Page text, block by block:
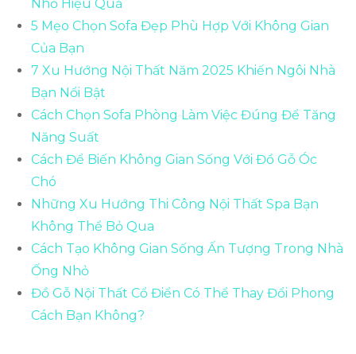
Nhỏ Hiệu Quả
5 Mẹo Chọn Sofa Đẹp Phù Hợp Với Không Gian
Của Bạn
7 Xu Hướng Nội Thất Năm 2025 Khiến Ngôi Nhà
Bạn Nổi Bật
Cách Chọn Sofa Phòng Làm Việc Đúng Để Tăng
Năng Suất
Cách Để Biến Không Gian Sống Với Đồ Gỗ Óc
Chó
Những Xu Hướng Thi Công Nội Thất Spa Bạn
Không Thể Bỏ Qua
Cách Tạo Không Gian Sống Ấn Tượng Trong Nhà
Ống Nhỏ
Đồ Gỗ Nội Thất Cổ Điển Có Thể Thay Đổi Phong
Cách Bạn Không?